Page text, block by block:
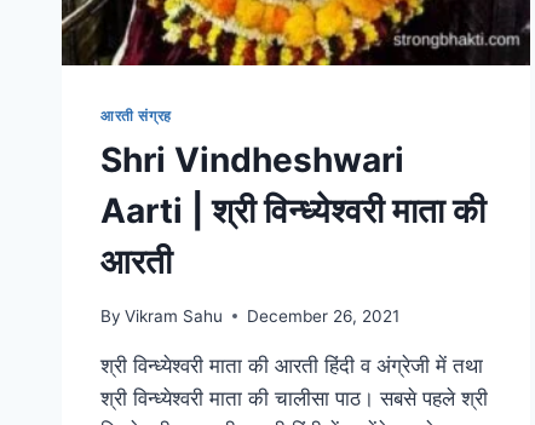
आरती संग्रह
Shri Vindheshwari
Aarti | श्री विन्ध्येश्वरी माता की
आरती
By Vikram Sahu December 26, 2021
श्री विन्ध्येश्वरी माता की आरती हिंदी व अंग्रेजी में तथा
श्री विन्ध्येश्वरी माता की चालीसा पाठ। सबसे पहले श्री